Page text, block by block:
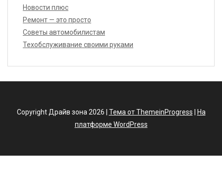
Новости плюс
Ремонт — это просто
Советы автомобилистам
Техобслуживание своими руками
Copyright Драйв зона 2026 | Тема от ThemeinProgress
На
платформе WordPress